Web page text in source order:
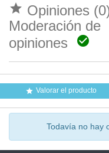
 Opiniones
Moderación de
opiniones

 Valorar el producto
Todavía no hay